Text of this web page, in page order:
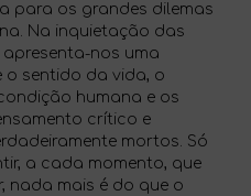
para os grandes dilemas
Na inquietação das
apresenta-nos uma
o sentido da vida, o
humana e os
crítico e
mortos. Só
a cada momento, que
nada mais é do que o